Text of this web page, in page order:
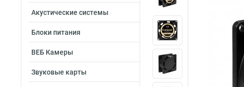
Акустические системы
Блоки питания
ВЕБ Камеры
Звуковые карты